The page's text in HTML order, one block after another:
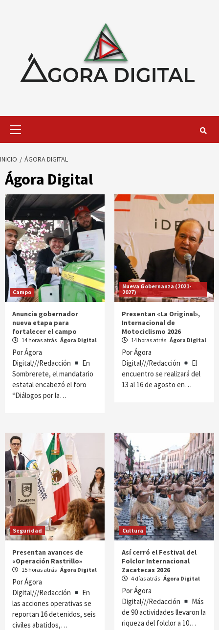
INICIO ÁGORA DIGITAL
Ágora Digital
Campo
Anuncia gobernador
nueva etapa para
fortalecer el campo
14 horas atrás Ágora Digital
Por Ágora
Digital///Redacción
En
Sombrerete, el mandatario
estatal encabezó el foro
“Diálogos por la…
Nueva Gobernanza (2021-
2027)
Presentan «La Original»,
Internacional de
Motociclismo 2026
14 horas atrás Ágora Digital
Por Ágora
Digital///Redacción
El
encuentro se realizará del
13 al 16 de agosto en…
Seguridad
Presentan avances de
«Operación Rastrillo»
15 horas atrás Ágora Digital
Por Ágora
Digital///Redacción
En
las acciones operativas se
reportan 16 detenidos, seis
civiles abatidos,…
Cultura
Así cerró el Festival del
Folclor Internacional
Zacatecas 2026
4 días atrás Ágora Digital
Por Ágora
Digital///Redacción
Más
de 90 actividades llevaron la
riqueza del folclor a 10…